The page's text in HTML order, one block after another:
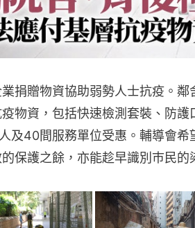
捐贈物資協助弱勢人士抗疫。
物資，包括快速檢測套裝、防
及40間服務單位受惠。輔導會希
保護之餘，亦能趁早識別巿民的